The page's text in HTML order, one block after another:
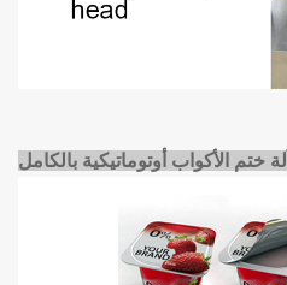
آلة ختم الأكواب أوتوماتيكية بالكامل